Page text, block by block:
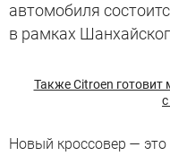
автомобиля
в рамках
Также Citroen
Новый кроссовер — это